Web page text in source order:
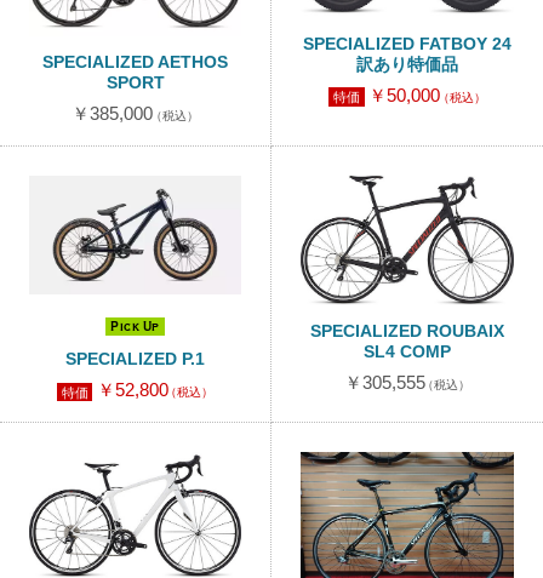
SPECIALIZED AETHOS
SPORT
￥385,000（税込）
SPECIALIZED FATBOY 24
訳あり特価品
特価 ￥50,000（税込）
Pick Up
SPECIALIZED P.1
特価 ￥52,800（税込）
SPECIALIZED ROUBAIX
SL4 COMP
￥305,555（税込）